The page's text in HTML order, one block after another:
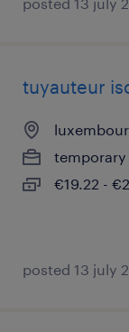
tuyauteur
temporary
€19.22 -
posted 13 july